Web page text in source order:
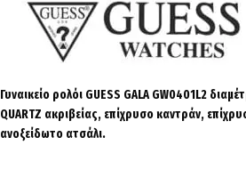
Γυναικείο ρολόι GUESS GALA GW0401L2
QUARTZ ακριβείας, επίχρυσο καντράν,
ανοξείδωτο ατσάλι.